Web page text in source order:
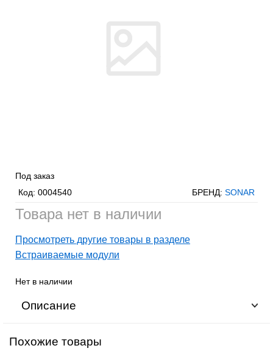
Под заказ
Код: 0004540 БРЕНД: SONAR
Товара нет в наличии
Просмотреть другие товары в разделе
Встраиваемые модули
Нет в наличии
Описание
Похожие товары